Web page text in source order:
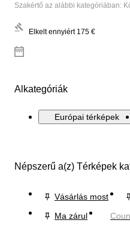
Szakértő az alábbi kategóriában:
Elkelt ennyiért 175 €
Alkategóriák
Európai térképek
Népszerű a(z) Térképek
Vásárlás most
Ma zárul